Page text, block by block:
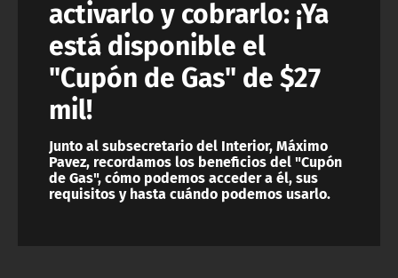
activarlo y cobrarlo: ¡Ya
está disponible el
"Cupón de Gas" de $27
mil!
Junto al subsecretario del Interior, Máximo
Pavez, recordamos los beneficios del "Cupón
de Gas", cómo podemos acceder a él, sus
requisitos y hasta cuándo podemos usarlo.